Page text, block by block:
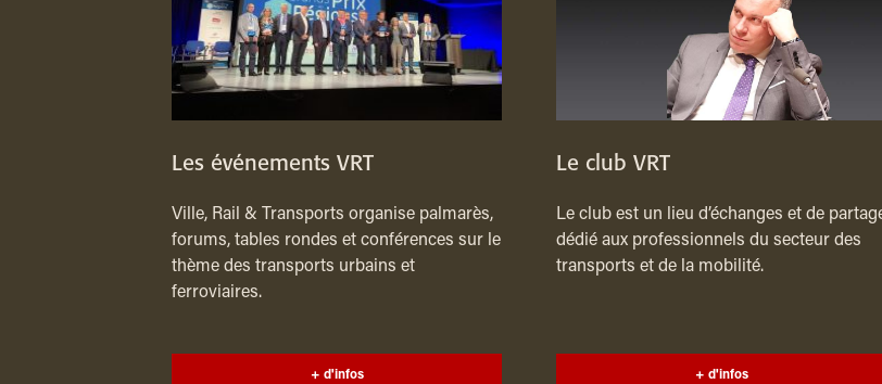
Les événements VRT
Ville, Rail & Transports organise palmarès,
forums, tables rondes et conférences sur le
thème des transports urbains et
ferroviaires.
+ d'infos
Le club VRT
Le club est un lieu d’échanges et de
dédié aux professionnels du secteur des
transports et de la mobilité.
+ d'infos